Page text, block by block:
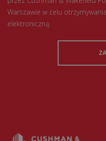
Warszawie w celu
elektroniczną.